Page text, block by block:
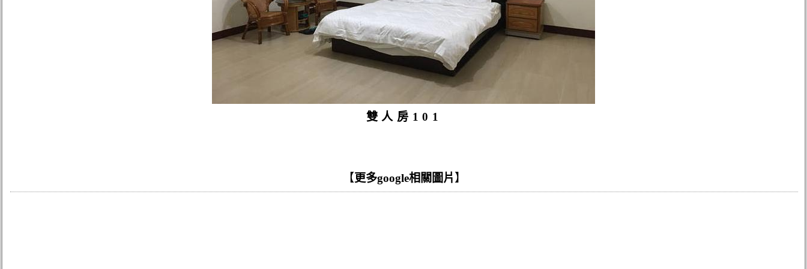
雙人房101
【更多google相關圖片】